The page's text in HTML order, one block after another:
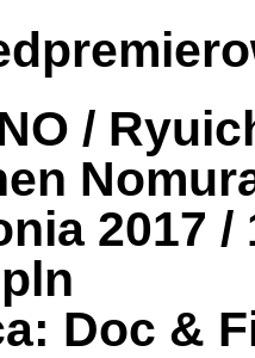
/
2017 /
Doc &